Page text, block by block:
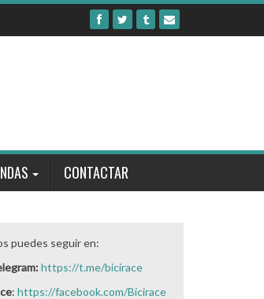
CONTACTAR
puedes seguir en:
https://t.me/bicirace
: https://facebook.com/Bicirace